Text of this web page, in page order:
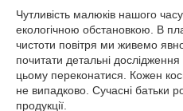
Чутливість малюків нашого
екологічною обстановкою. В
чистоти повітря ми живемо
почитати детальні
цьому переконатися. Кожен
не випадково. Сучасні батьки
продукції.